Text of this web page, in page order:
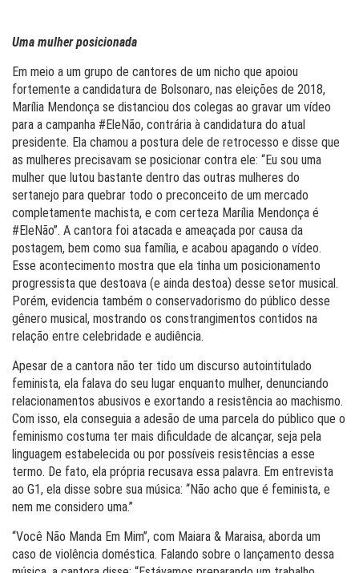
Uma mulher posicionada
Em meio a um grupo de cantores de um nicho que apoiou
fortemente a candidatura de Bolsonaro, nas eleições de 2018,
Marília Mendonça se distanciou dos colegas ao gravar um vídeo
para a campanha #EleNão, contrária à candidatura do atual
presidente. Ela chamou a postura dele de retrocesso e disse que
as mulheres precisavam se posicionar contra ele: “Eu sou uma
mulher que lutou bastante dentro das outras mulheres do
sertanejo para quebrar todo o preconceito de um mercado
completamente machista, e com certeza Marília Mendonça é
#EleNão”. A cantora foi atacada e ameaçada por causa da
postagem, bem como sua família, e acabou apagando o vídeo.
Esse acontecimento mostra que ela tinha um posicionamento
progressista que destoava (e ainda destoa) desse setor musical.
Porém, evidencia também o conservadorismo do público desse
gênero musical, mostrando os constrangimentos contidos na
relação entre celebridade e audiência.
Apesar de a cantora não ter tido um discurso autointitulado
feminista, ela falava do seu lugar enquanto mulher, denunciando
relacionamentos abusivos e exortando a resistência ao machismo.
Com isso, ela conseguia a adesão de uma parcela do público que o
feminismo costuma ter mais dificuldade de alcançar, seja pela
linguagem estabelecida ou por possíveis resistências a esse
termo. De fato, ela própria recusava essa palavra. Em entrevista
ao G1, ela disse sobre sua música: “Não acho que é feminista, e
nem me considero uma.”
“Você Não Manda Em Mim”, com Maiara & Maraisa, aborda um
caso de violência doméstica. Falando sobre o lançamento dessa